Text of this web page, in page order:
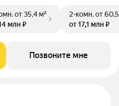
от 35,4 м²
млн ₽
2-комн.от
от 17,1 млн ₽
Позвоните мне